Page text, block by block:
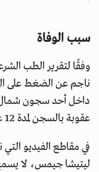
سبب الوفاة
وفقًا لتقرير الطب
داخل أحد سجون
عقوبة بالسجن لمدة 12 عامًا بتهمة العنف.
في مقاطع الفيديو التي
ليتيشا جيمس، لا